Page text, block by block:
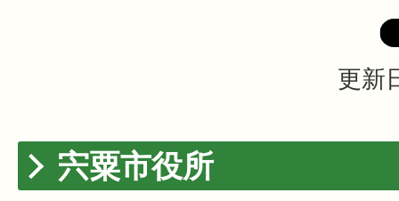
更新
宍粟市役所